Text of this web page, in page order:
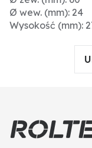
Ø wew. (mm): 24
Wysokość (mm):